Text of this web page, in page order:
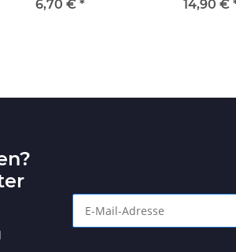
6,70 € *
120mm
14,90 €